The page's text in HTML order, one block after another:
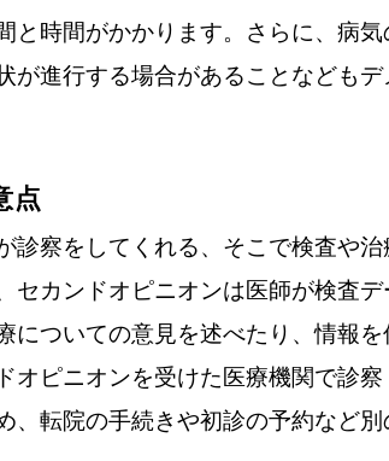
と時間がかかります。さらに、病
が進行する場合があることなども
点
診察をしてくれる、そこで検査や
セカンドオピニオンは医師が検査
ついての意見を述べたり、情報を
オピニオンを受けた医療機関で診
転院の手続きや初診の予約など別